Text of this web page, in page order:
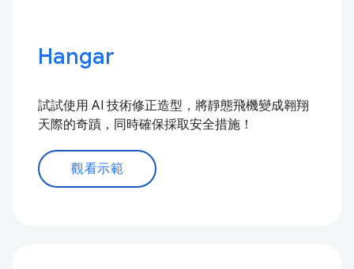
Hangar
試試使用 AI 技術修正造型，將靜態飛機變成翱翔
天際的奇蹟，同時確保採取安全措施！
觀看示範